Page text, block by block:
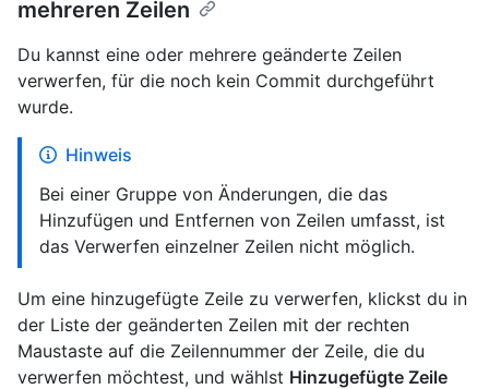
mehreren Zeilen
Du kannst eine oder mehrere geänderte Zeilen
verwerfen, für die noch kein Commit durchgeführt
wurde.
Hinweis
Bei einer Gruppe von Änderungen, die das
Hinzufügen und Entfernen von Zeilen umfasst, ist
das Verwerfen einzelner Zeilen nicht möglich.
Um eine hinzugefügte Zeile zu verwerfen, klickst du in
der Liste der geänderten Zeilen mit der rechten
Maustaste auf die Zeilennummer der Zeile, die du
verwerfen möchtest, und wählst Hinzugefügte Zeile